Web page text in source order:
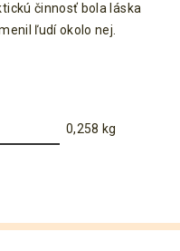
činnosť bola láska
ľudí okolo nej.
0,258 kg